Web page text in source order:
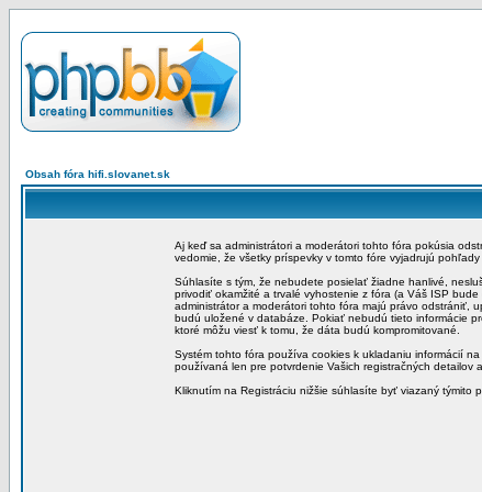
Obsah fóra hifi.slovanet.sk
Aj keď sa administrátori a moderátori tohto fóra pokúsia
vedomie, že všetky príspevky v tomto fóre vyjadrujú
Súhlasíte s tým, že nebudete posielať žiadne hanlivé,
privodiť okamžité a trvalé vyhostenie z fóra (a Váš ISP
administrátor a moderátori tohto fóra majú právo odstrániť,
budú uložené v databáze. Pokiať nebudú tieto informácie
ktoré môžu viesť k tomu, že dáta budú kompromitované.
Systém tohto fóra používa cookies k ukladaniu informácií
používaná len pre potvrdenie Vašich registračných
Kliknutím na Registráciu nižšie súhlasíte byť viazaný týmito